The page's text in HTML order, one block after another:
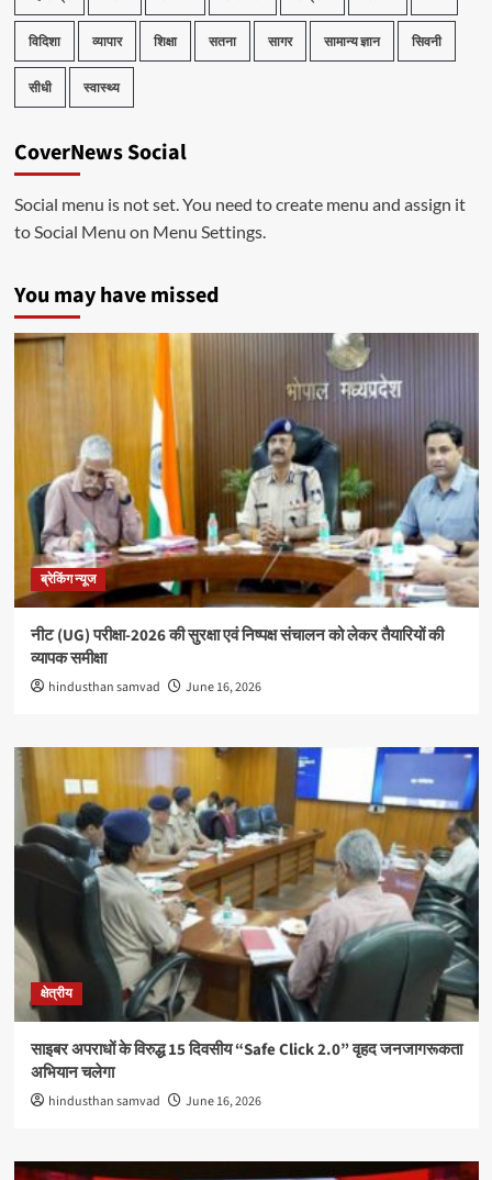
विदिशा व्यापार शिक्षा सतना सागर सामान्य ज्ञान सिवनी
सीधी स्वास्थ्य
CoverNews Social
Social menu is not set. You need to create menu and assign it
to Social Menu on Menu Settings.
You may have missed
ब्रेकिंग न्यूज
नीट (UG) परीक्षा-2026 की सुरक्षा एवं निष्पक्ष संचालन को लेकर तैयारियों की
व्यापक समीक्षा
hindusthan samvad June 16, 2026
क्षेत्रीय
साइबर अपराधों के विरुद्ध 15 दिवसीय “Safe Click 2.0” वृहद जनजागरूकता
अभियान चलेगा
hindusthan samvad June 16, 2026